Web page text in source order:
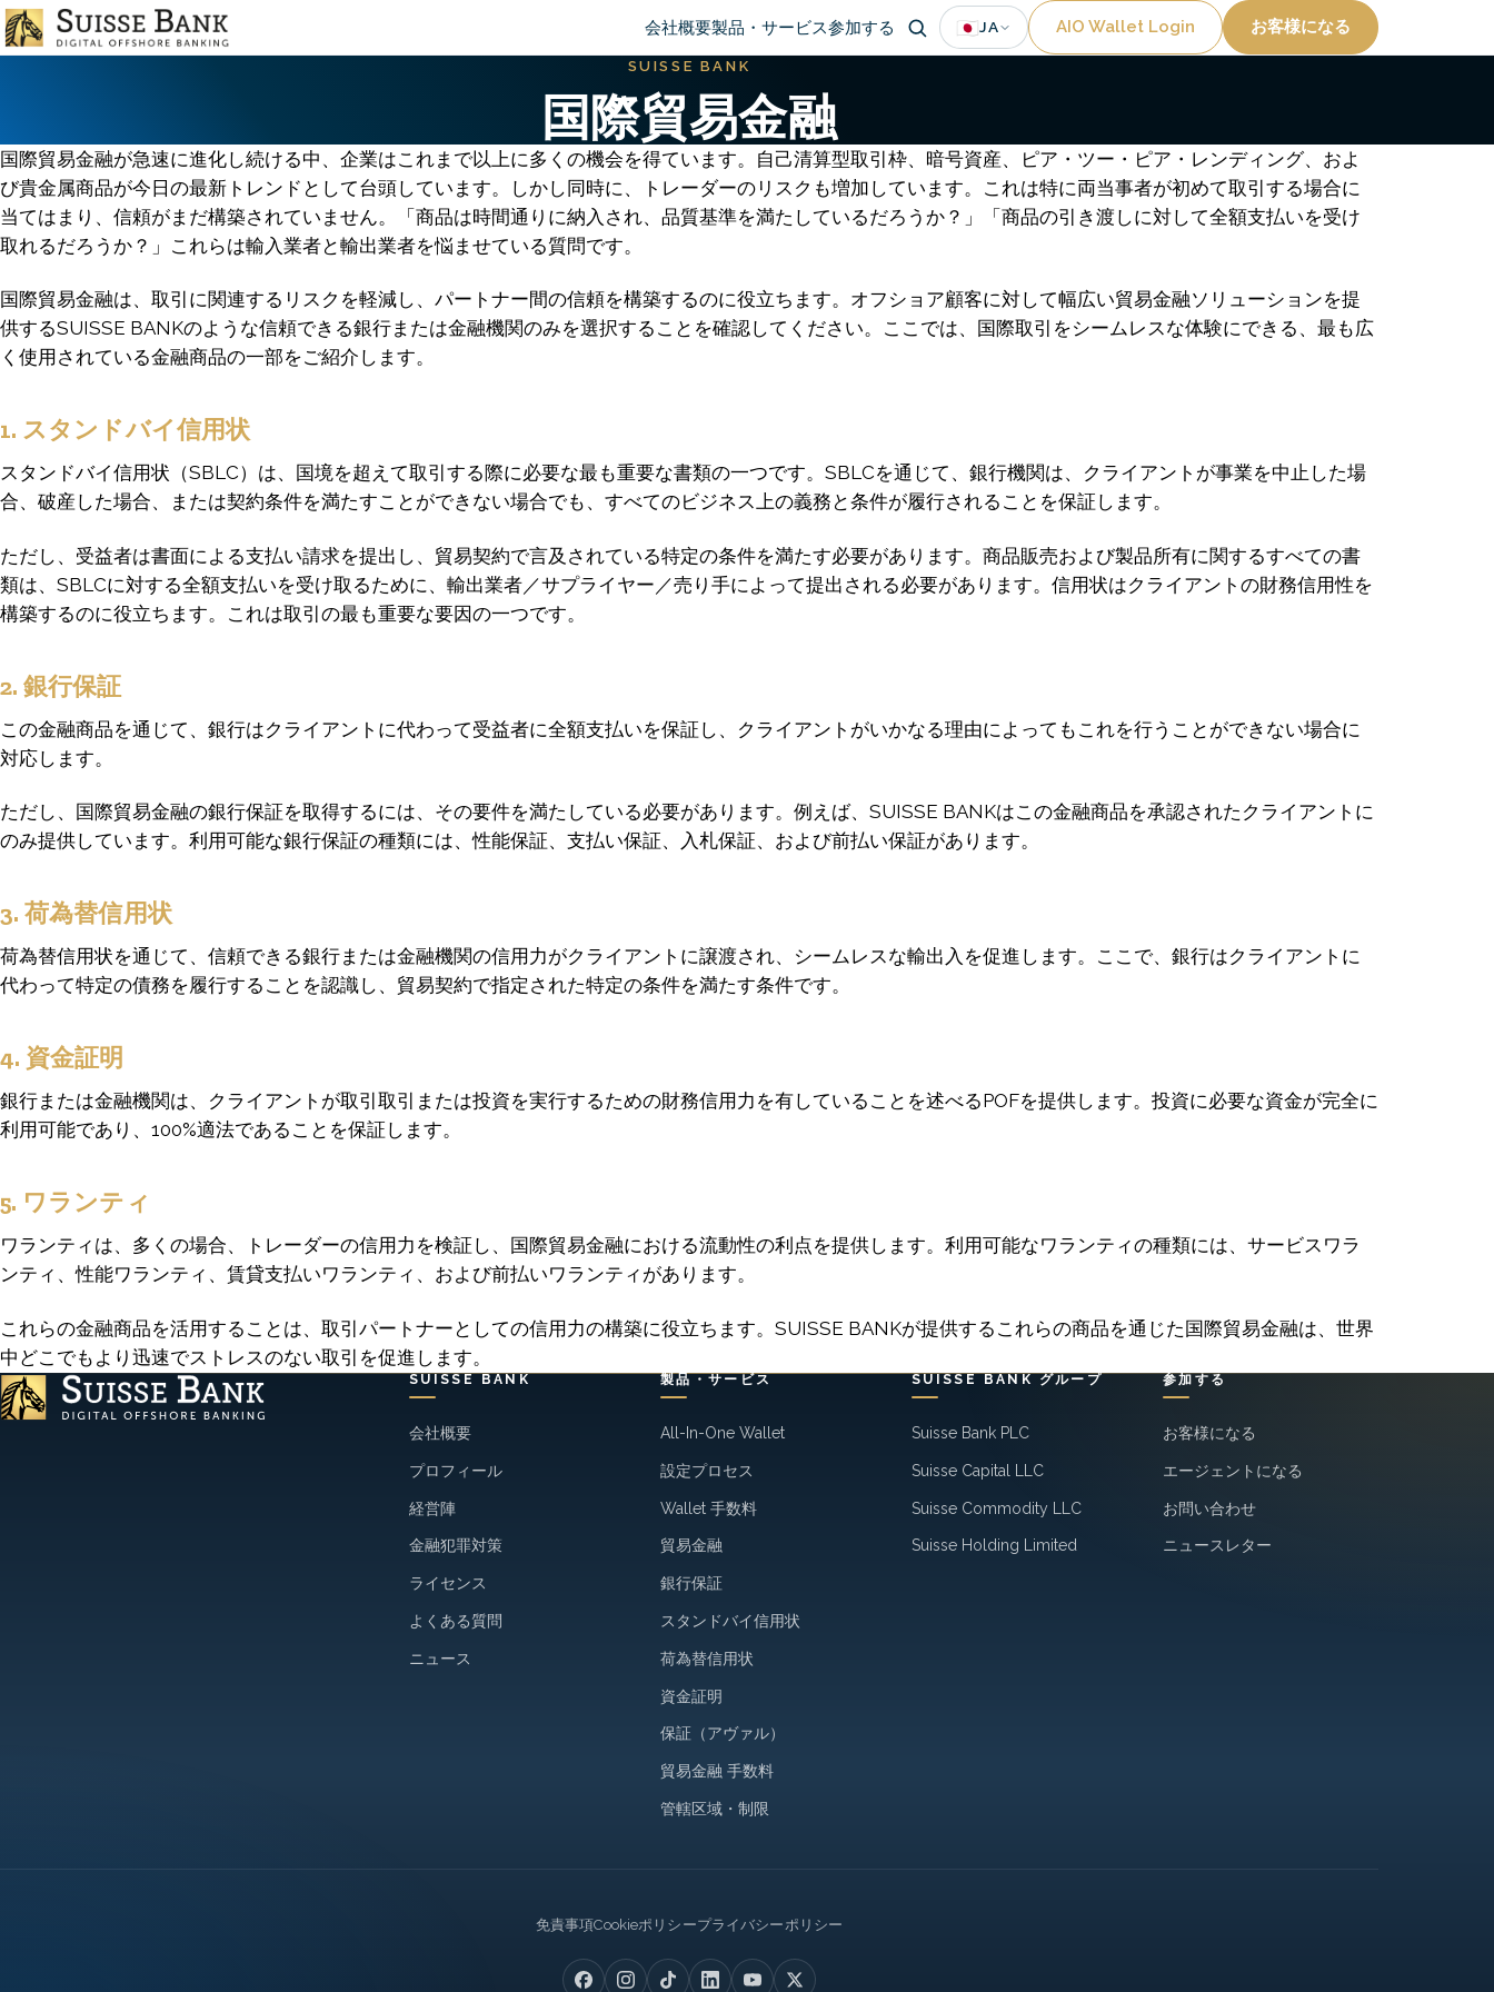
Skip
to
Main
navigation
会社概要製品・サービス参加する 🇯🇵JA Utility
AIO Wallet Login お客様になる
SUISSE BANK
国際貿易金融
国際貿易金融が急速に進化し続ける中、企業はこれまで以上に多くの機会を得ています。自己清算型取引枠、暗号資産、ピア・ツー・ピア・レンディング、およ
び貴金属商品が今日の最新トレンドとして台頭しています。しかし同時に、トレーダーのリスクも増加しています。これは特に両当事者が初めて取引する場合に
当てはまり、信頼がまだ構築されていません。「商品は時間通りに納入され、品質基準を満たしているだろうか？」「商品の引き渡しに対して全額支払いを受け
取れるだろうか？」これらは輸入業者と輸出業者を悩ませている質問です。
国際貿易金融は、取引に関連するリスクを軽減し、パートナー間の信頼を構築するのに役立ちます。オフショア顧客に対して幅広い貿易金融ソリューションを提
供するSUISSE BANKのような信頼できる銀行または金融機関のみを選択することを確認してください。ここでは、国際取引をシームレスな体験にできる、最も広
く使用されている金融商品の一部をご紹介します。
1. スタンドバイ信用状
スタンドバイ信用状（SBLC）は、国境を超えて取引する際に必要な最も重要な書類の一つです。SBLCを通じて、銀行機関は、クライアントが事業を中止した場
合、破産した場合、または契約条件を満たすことができない場合でも、すべてのビジネス上の義務と条件が履行されることを保証します。
ただし、受益者は書面による支払い請求を提出し、貿易契約で言及されている特定の条件を満たす必要があります。商品販売および製品所有に関するすべての書
類は、SBLCに対する全額支払いを受け取るために、輸出業者／サプライヤー／売り手によって提出される必要があります。信用状はクライアントの財務信用性を
構築するのに役立ちます。これは取引の最も重要な要因の一つです。
2. 銀行保証
この金融商品を通じて、銀行はクライアントに代わって受益者に全額支払いを保証し、クライアントがいかなる理由によってもこれを行うことができない場合に
対応します。
ただし、国際貿易金融の銀行保証を取得するには、その要件を満たしている必要があります。例えば、SUISSE BANKはこの金融商品を承認されたクライアントに
のみ提供しています。利用可能な銀行保証の種類には、性能保証、支払い保証、入札保証、および前払い保証があります。
3. 荷為替信用状
荷為替信用状を通じて、信頼できる銀行または金融機関の信用力がクライアントに譲渡され、シームレスな輸出入を促進します。ここで、銀行はクライアントに
代わって特定の債務を履行することを認識し、貿易契約で指定された特定の条件を満たす条件です。
4. 資金証明
銀行または金融機関は、クライアントが取引取引または投資を実行するための財務信用力を有していることを述べるPOFを提供します。投資に必要な資金が完全に
利用可能であり、100%適法であることを保証します。
5. ワランティ
ワランティは、多くの場合、トレーダーの信用力を検証し、国際貿易金融における流動性の利点を提供します。利用可能なワランティの種類には、サービスワラ
ンティ、性能ワランティ、賃貸支払いワランティ、および前払いワランティがあります。
これらの金融商品を活用することは、取引パートナーとしての信用力の構築に役立ちます。SUISSE BANKが提供するこれらの商品を通じた国際貿易金融は、世界
中どこでもより迅速でストレスのない取引を促進します。
SUISSE BANK
会社概要
プロフィール
経営陣
金融犯罪対策
ライセンス
よくある質問
ニュース
製品・サービス
All-In-One Wallet
設定プロセス
Wallet 手数料
貿易金融
銀行保証
スタンドバイ信用状
荷為替信用状
資金証明
保証（アヴァル）
貿易金融 手数料
管轄区域・制限
SUISSE BANK グループ
Suisse Bank PLC
Suisse Capital LLC
Suisse Commodity LLC
Suisse Holding Limited
参加する
お客様になる
エージェントになる
お問い合わせ
ニュースレター
Legal
免責事項Cookieポリシープライバシーポリシー